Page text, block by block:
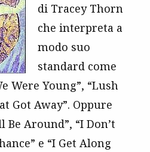
di Tracey Thorn
che interpreta a
modo suo
standard come
Were Young”, “Lush
Got Away”. Oppure
Be Around”, “I Don’t
e “I Get Along